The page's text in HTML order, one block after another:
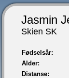
Jasmin
Skien SK
Fødselsår:
Alder:
Distanse: